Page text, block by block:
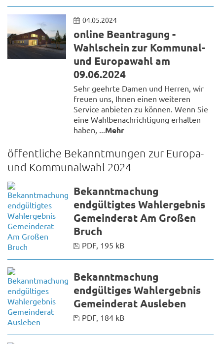
04.05.2024
online Beantragung -
Wahlschein zur Kommunal-
und Europawahl am
09.06.2024
Sehr geehrte Damen und Herren, wir
freuen uns, Ihnen einen weiteren
Service anbieten zu können. Wenn Sie
eine Wahlbenachrichtigung erhalten
haben, ...Mehr
öffentliche Bekanntmungen zur Europa-
und Kommunalwahl 2024
Bekanntmachung
endgültigtes Wahlergebnis
Gemeinderat Am Großen
Bruch
PDF, 195 kB
Bekanntmachung
endgültiges Wahlergebnis
Gemeinderat Ausleben
PDF, 184 kB